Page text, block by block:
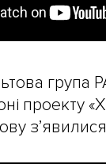
група
проекту
з’явилися